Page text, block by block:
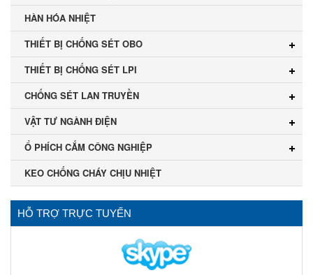
HÀN HÓA NHIỆT
THIẾT BỊ CHỐNG SÉT OBO
THIẾT BỊ CHỐNG SÉT LPI
CHỐNG SÉT LAN TRUYỀN
VẬT TƯ NGÀNH ĐIỆN
Ổ PHÍCH CẮM CÔNG NGHIỆP
KEO CHỐNG CHÁY CHỊU NHIỆT
HỖ TRỢ TRỰC TUYẾN